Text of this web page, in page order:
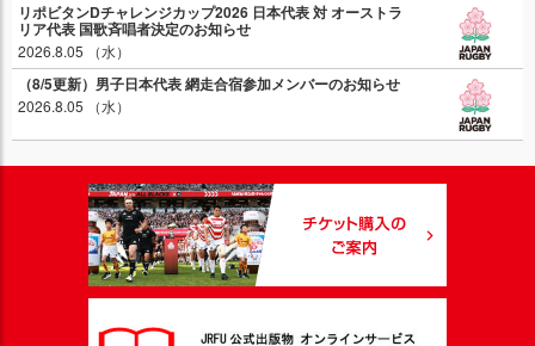
リポビタンDチャレンジカップ2026 日本代表 対 オーストラ
リア代表 国歌斉唱者決定のお知らせ
2026.8.05 （水）
（8/5更新）男子日本代表 網走合宿参加メンバーのお知らせ
2026.8.05 （水）